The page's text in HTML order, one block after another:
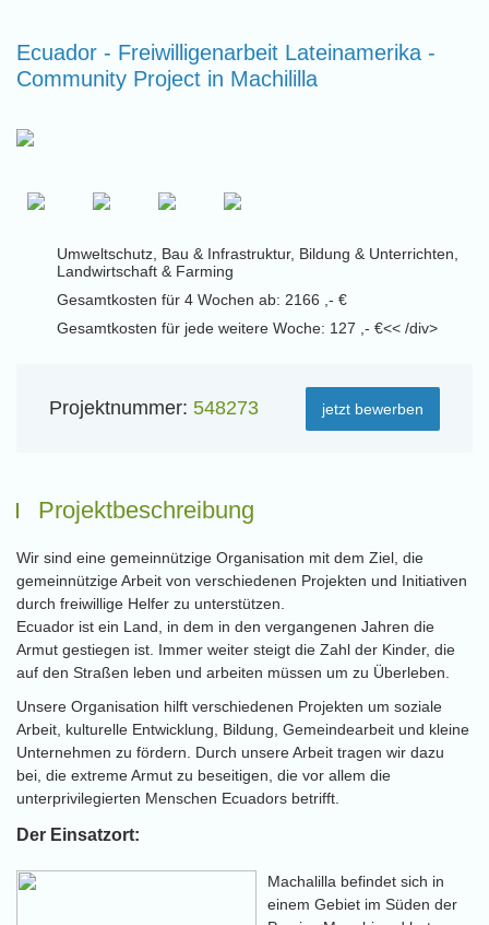
Ecuador - Freiwilligenarbeit Lateinamerika -
Community Project in Machililla
Umweltschutz, Bau & Infrastruktur, Bildung & Unterrichten,
Landwirtschaft & Farming
Gesamtkosten für 4 Wochen ab: 2166 ,- €
Gesamtkosten für jede weitere Woche: 127 ,- €<< /div>
Projektnummer: 548273 jetzt bewerben
Projektbeschreibung
Wir sind eine gemeinnützige Organisation mit dem Ziel, die
gemeinnützige Arbeit von verschiedenen Projekten und Initiativen
durch freiwillige Helfer zu unterstützen.
Ecuador ist ein Land, in dem in den vergangenen Jahren die
Armut gestiegen ist. Immer weiter steigt die Zahl der Kinder, die
auf den Straßen leben und arbeiten müssen um zu Überleben.
Unsere Organisation hilft verschiedenen Projekten um soziale
Arbeit, kulturelle Entwicklung, Bildung, Gemeindearbeit und kleine
Unternehmen zu fördern. Durch unsere Arbeit tragen wir dazu
bei, die extreme Armut zu beseitigen, die vor allem die
unterprivilegierten Menschen Ecuadors betrifft.
Der Einsatzort:
Machalilla befindet sich in
einem Gebiet im Süden der